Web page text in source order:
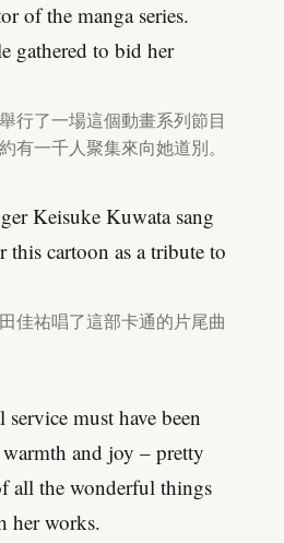
of the manga series.
gathered to bid her
行了一場這個動畫系列節目
有一千人聚集來向她道別。
Keisuke Kuwata sang
this cartoon as a tribute to
佳祐唱了這部卡通的片尾曲
must have been
and joy – pretty
all the wonderful things
her works.